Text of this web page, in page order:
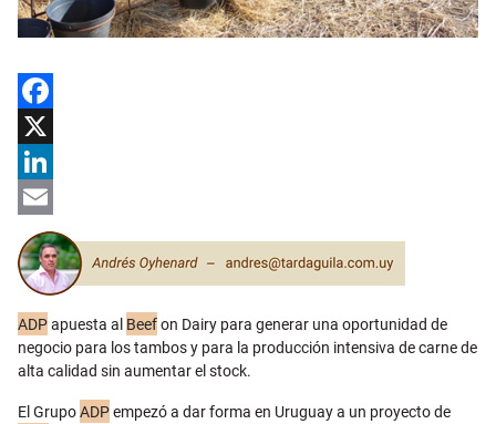
Facebook
X
LinkedIn
Email
ADPapuesta al Beefon Dairy para generar una oportunidad de
negocio para los tambos y para la producción intensiva de carne de
alta calidad sin aumentar el stock.
El GrupoADPempezó a dar forma en Uruguay a un proyecto de